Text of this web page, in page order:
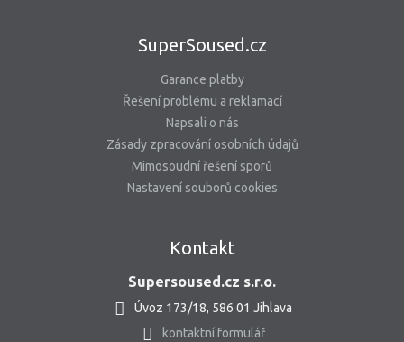
SuperSoused.cz
Garance platby
Řešení problému a reklamací
Napsali o nás
Zásady zpracování osobních údajů
Mimosoudní řešení sporů
Nastavení souborů cookies
Kontakt
Supersoused.cz s.r.o.
Úvoz 173/18, 586 01 Jihlava
kontaktní formulář